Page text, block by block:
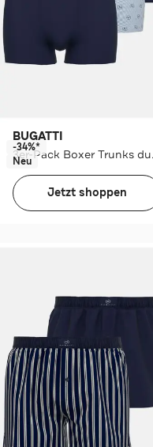
BUGATTI
3er-
-34%*
Neu
Jetzt shoppen